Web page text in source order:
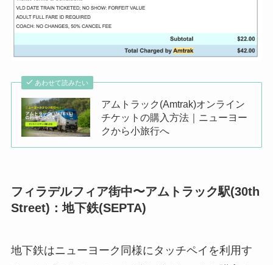
あわせて読みたい
アムトラック(Amtrak)オンライン
チケットの購入方法｜ニューヨー
クから小旅行へ
フィラデルフィア街中〜アムトラック駅(30th
Street)：地下鉄(SEPTA)
地下鉄はニューヨーク同様にタッチペイを利用す